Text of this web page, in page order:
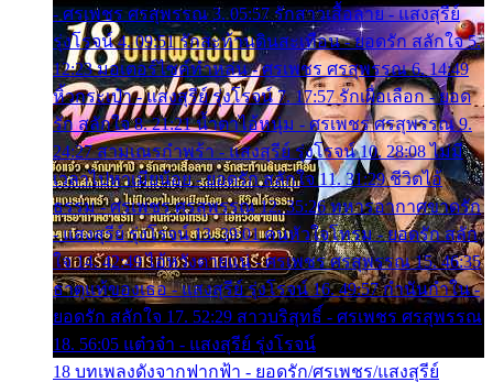
- ศรเพชร ศรสุพรรณ 3. 05:57 รักสาวเสื้อลาย - แสงสุรีย์
รุ่งโรจน์ 4. 09:51 รักสะท้านดินสะเทือน - ยอดรัก สลักใจ 5.
12:23 มอเตอร์ไซค์ทำหล่น - ศรเพชร ศรสุพรรณ 6. 14:49
หิ้วกระเป๋า - แสงสุรีย์ รุ่งโรจน์ 7. 17:57 รักเผื่อเลือก - ยอด
รัก สลักใจ 8. 21:21 น้ำตาไอ้หนุ่ม - ศรเพชร ศรสุพรรณ 9.
24:27 สามเณรกำพร้า - แสงสุรีย์ รุ่งโรจน์ 10. 28:08 ไม่มี
เวลาไปหาเมียน้อย - ยอดรัก สลักใจ 11. 31:29 ชีวิตไอ้
ธรรม - ศรเพชร ศรสุพรรณ 12. 35:26 ทหารอากาศขาดรัก
- แสงสุรีย์ รุ่งโรจน์ 13. 39:01 คนหัวใจโทรม - ยอดรัก สลัก
ใจ 14. 42:49 ไอ้หวังตายแน่ - ศรเพชร ศรสุพรรณ 15. 46:35
ธาตุแท้ของเธอ - แสงสุรีย์ รุ่งโรจน์ 16. 49:57 กำนันกำใน -
ยอดรัก สลักใจ 17. 52:29 สาวบริสุทธิ์ - ศรเพชร ศรสุพรรณ
18. 56:05 แต๋วจ๋า - แสงสุรีย์ รุ่งโรจน์
18 บทเพลงดังจากฟากฟ้า - ยอดรัก/ศรเพชร/แสงสุรีย์